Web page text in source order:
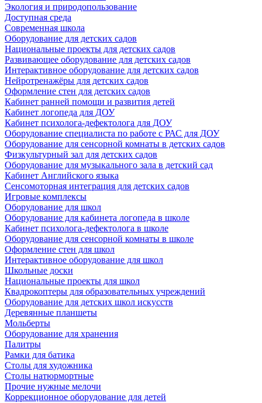
Экология и природопользование
Доступная среда
Современная школа
Оборудование для детских садов
Национальные проекты для детских садов
Развивающее оборудование для детских садов
Интерактивное оборудование для детских садов
Нейротренажёры для детских садов
Оформление стен для детских садов
Кабинет ранней помощи и развития детей
Кабинет логопеда для ДОУ
Кабинет психолога-дефектолога для ДОУ
Оборудование специалиста по работе с РАС для ДОУ
Оборудование для сенсорной комнаты в детских садов
Физкультурный зал для детских садов
Оборудование для музыкального зала в детский сад
Кабинет Английского языка
Сенсомоторная интеграция для детских садов
Игровые комплексы
Оборудование для школ
Оборудование для кабинета логопеда в школе
Кабинет психолога-дефектолога в школе
Оборудование для сенсорной комнаты в школе
Оформление стен для школ
Интерактивное оборудование для школ
Школьные доски
Национальные проекты для школ
Квадрокоптеры для образовательных учреждений
Оборудование для детских школ искусств
Деревянные планшеты
Мольберты
Оборудование для хранения
Палитры
Рамки для батика
Столы для художника
Столы натюрмортные
Прочие нужные мелочи
Коррекционное оборудование для детей